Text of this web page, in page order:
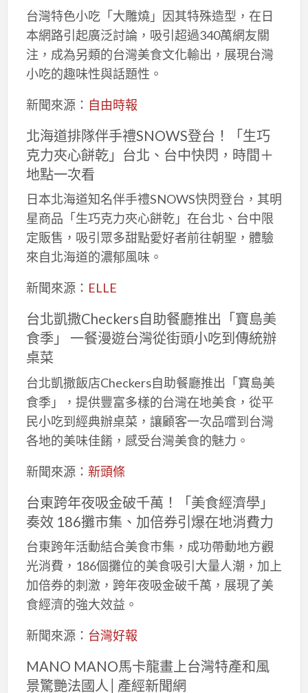
台灣特色小吃「大雕燒」因其特殊造型，在日
本網路引起廣泛討論，吸引超過340萬網友關
注，成為另類的台灣美食文化輸出，展現台灣
小吃的趣味性與話題性。
新聞來源： 自由時報
北海道排隊伴手禮SNOWS登台！「生巧
克力夾心餅乾」台北、台中快閃，時間＋
地點一次看
日本北海道知名伴手禮SNOWS快閃登台，其明
星商品「生巧克力夾心餅乾」在台北、台中限
定販售，吸引眾多甜點愛好者前往朝聖，體驗
來自北海道的濃郁風味。
新聞來源： ELLE
台北凱撒Checkers自助餐廳推出「寶島美
食季」 一餐漫遊台灣從街頭小吃到傳統辦
桌菜
台北凱撒飯店Checkers自助餐廳推出「寶島美
食季」，提供豐富多樣的台灣在地美食，從平
民小吃到經典辦桌菜，讓顧客一次品嚐到台灣
各地的美味佳餚，感受台灣美食的魅力。
新聞來源： 新頭條
台東跨年夜吸金破千萬！「美食經濟學」
奏效 186攤市集、加倍券引爆在地消費力
台東跨年活動結合美食市集，成功帶動地方觀
光消費，186個攤位的美食吸引大量人潮，加上
加倍券的刺激，跨年夜吸金破千萬，展現了美
食經濟的強大效益。
新聞來源： 台灣好報
MANO MANO馬卡龍畫上台灣特產和風
景驚艷法國人│產經新聞網